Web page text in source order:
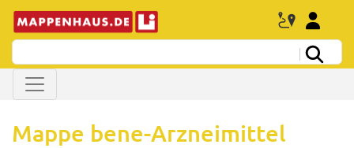
Mappe bene-Arzneimittel